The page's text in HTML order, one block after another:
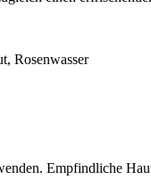
Rosenwasser
Empfindliche